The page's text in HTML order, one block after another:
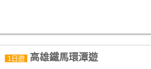
訂
1日遊 高雄鐵馬環潭遊